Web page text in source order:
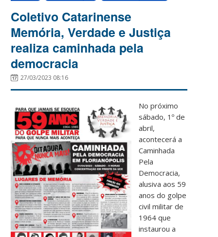
Coletivo Catarinense
Memória, Verdade e Justiça
realiza caminhada pela
democracia
27/03/2023 08:16
No próximo
sábado, 1º de
abril,
acontecerá a
Caminhada
Pela
Democracia,
alusiva aos 59
anos do golpe
civil militar de
1964 que
instaurou a